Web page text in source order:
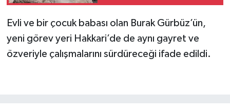
Evli ve bir çocuk babası olan Burak Gürbüz’ün,
yeni görev yeri Hakkari’de de aynı gayret ve
özveriyle çalışmalarını sürdüreceği ifade edildi.